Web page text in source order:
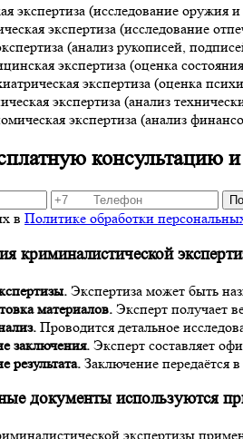
экспертиза (исследование оружия
экспертиза (исследование
(анализ рукописей,
экспертиза (оценка
экспертиза (оценка
экспертиза (анализ
экспертиза (анализ
консультацию и
в Политике обработки
криминалистической
Экспертиза может быть
материалов. Эксперт получает
Проводится детальное
заключения. Эксперт составляет
результата. Заключение передаётся
документы используются
экспертизы